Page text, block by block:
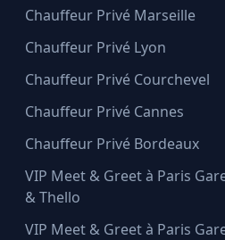
Chauffeur Privé Marseille
Chauffeur Privé Lyon
Chauffeur Privé Courchevel
Chauffeur Privé Cannes
Chauffeur Privé Bordeaux
VIP Meet & Greet à Paris
& Thello
VIP Meet & Greet à Paris